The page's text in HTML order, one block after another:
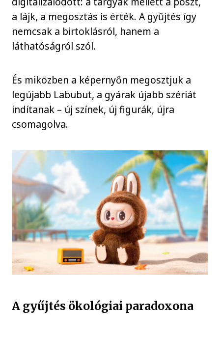
a lájk, a megosztás is érték. A gyűjtés így
nemcsak a birtoklásról, hanem a
láthatóságról szól.
És miközben a képernyőn megosztjuk a
legújabb Labubut, a gyárak újabb szériát
indítanak – új színek, új figurák, újra
csomagolva.
A gyűjtés ökológiai paradoxona